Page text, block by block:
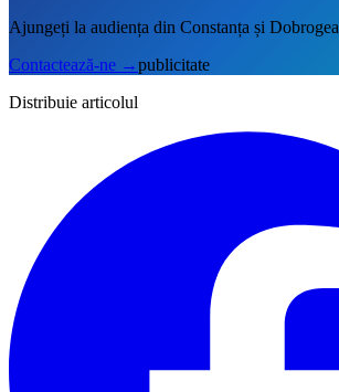
Ajungeți la audiența din Constanța și Dobrogea
Contactează-ne →publicitate
Distribuie articolul